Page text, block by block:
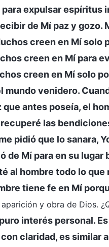
expulsar
de Mí paz y gozo.
creen en Mí solo
creen en Mí para
creen en Mí solo
mundo venidero.
antes poseía, el
las
pidió que lo sanara,
de Mí para en su
al hombre todo lo
tiene fe en Mí
y obra de Dios.
interés personal.
claridad, es similar